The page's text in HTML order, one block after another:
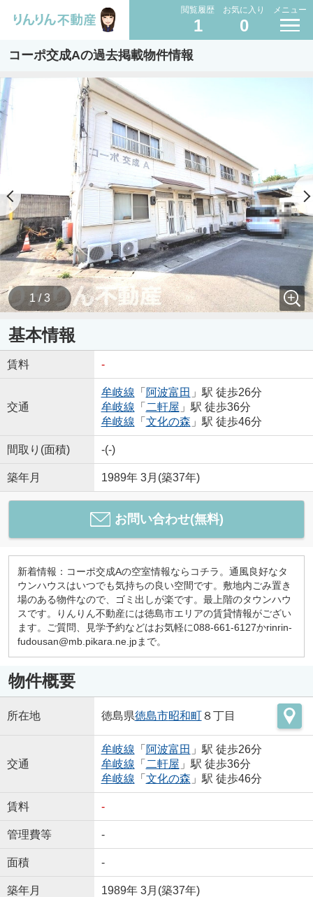
閲覧履歴
1
お気に入り
0
メニュー
コーポ交成Aの過去掲載物件情報
1 / 3
基本情報
賃料 -
交通
牟岐線 「 阿波富田 」駅 徒歩26分
牟岐線 「 二軒屋 」駅 徒歩36分
牟岐線 「 文化の森 」駅 徒歩46分
間取り(面積) -(-)
築年月 1989年 3月(築37年)
お問い合わせ(無料)
新着情報：コーポ交成Aの空室情報ならコチラ。通風良好なタ
ウンハウスはいつでも気持ちの良い空間です。敷地内ごみ置き
場のある物件なので、ゴミ出しが楽です。最上階のタウンハウ
スです。りんりん不動産には徳島市エリアの賃貸情報がござい
ます。ご質問、見学予約などはお気軽に088-661-6127かrinrin-
fudousan@mb.pikara.ne.jpまで。
物件概要
所在地 徳島県徳島市昭和町８丁目
交通
牟岐線 「 阿波富田 」駅 徒歩26分
牟岐線 「 二軒屋 」駅 徒歩36分
牟岐線 「 文化の森 」駅 徒歩46分
賃料 -
管理費等 -
面積 -
築年月 1989年 3月(築37年)